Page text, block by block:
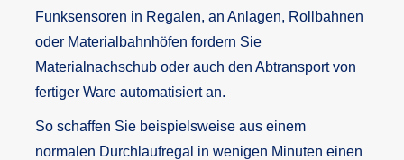
Funksensoren in Regalen, an Anlagen, Rollbahnen
oder Materialbahnhöfen fordern Sie
Materialnachschub oder auch den Abtransport von
fertiger Ware automatisiert an.
So schaffen Sie beispielsweise aus einem
normalen Durchlaufregal in wenigen Minuten einen